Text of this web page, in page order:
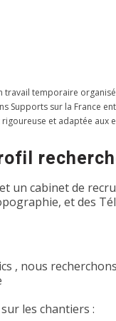
travail temporaire
Supports sur la France
et adaptée aux
un cabinet de
et des
, nous
les chantiers :